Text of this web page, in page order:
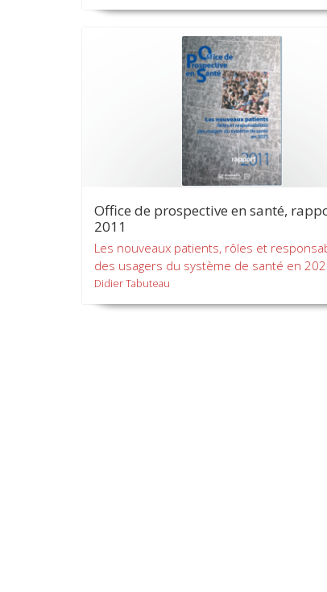
Office de prospective en santé,
2011
Les nouveaux patients, rôles et
des usagers du système de santé en
Didier Tabuteau